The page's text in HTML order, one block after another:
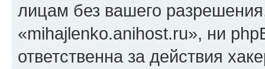
лицам без вашего
«mihajlenko.anihost.ru», ни
ответственна за действия